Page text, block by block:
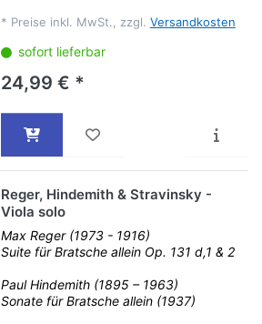
* Preise inkl. MwSt., zzgl. Versandkosten
sofort lieferbar
24,99 € *
Reger, Hindemith & Stravinsky -
Viola solo
Max Reger (1973 - 1916)
Suite für Bratsche allein Op. 131 d,1 & 2
Paul Hindemith (1895 – 1963)
Sonate für Bratsche allein (1937)